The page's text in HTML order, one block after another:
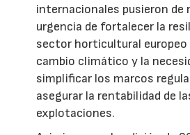
internacionales pusieron de
urgencia de fortalecer la
sector horticultural
cambio climático y la
simplificar los marcos
asegurar la rentabilidad de
explotaciones.